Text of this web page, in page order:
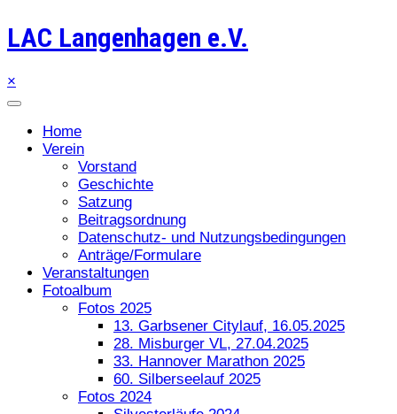
LAC Langenhagen e.V.
×
Home
Verein
Vorstand
Geschichte
Satzung
Beitragsordnung
Datenschutz- und Nutzungsbedingungen
Anträge/Formulare
Veranstaltungen
Fotoalbum
Fotos 2025
13. Garbsener Citylauf, 16.05.2025
28. Misburger VL, 27.04.2025
33. Hannover Marathon 2025
60. Silberseelauf 2025
Fotos 2024